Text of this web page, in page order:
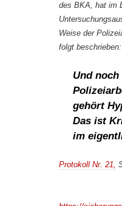
des BKA, hat im
Weise der
folgt beschrieben:
Und
gehört
Das ist
im
Protokoll Nr. 21,